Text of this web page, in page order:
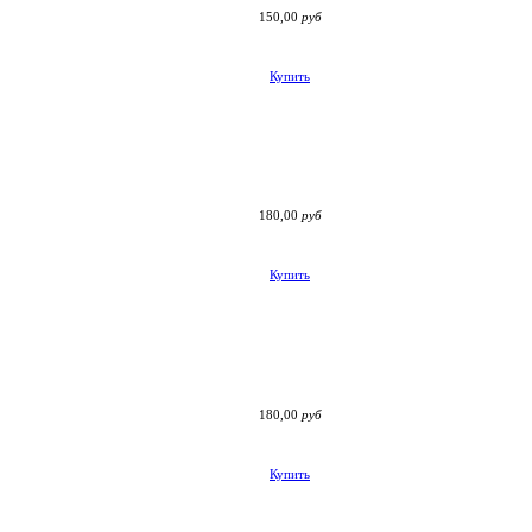
150,00 руб
Купить
180,00 руб
Купить
180,00 руб
Купить